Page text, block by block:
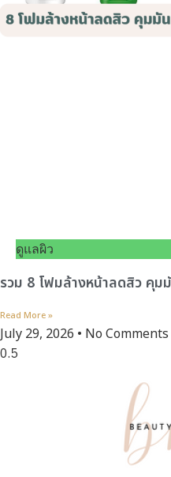
ดูแลผิว
รวม 8 โฟมล้างหน้าลดสิว คุม
Read More »
July 29, 2026 No Comments